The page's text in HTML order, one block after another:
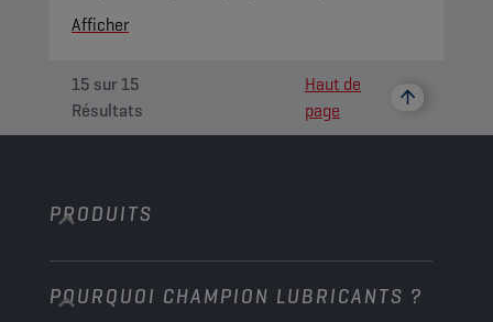
Afficher
15 sur15
Résultats
Haut de
page
PRODUITS
Voitures de tourisme
POURQUOI CHAMPION LUBRICANTS ?